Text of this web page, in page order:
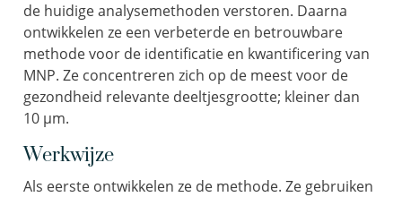
de huidige analysemethoden verstoren. Daarna
ontwikkelen ze een verbeterde en betrouwbare
methode voor de identificatie en kwantificering van
MNP. Ze concentreren zich op de meest voor de
gezondheid relevante deeltjesgrootte; kleiner dan
10 µm.
Werkwijze
Als eerste ontwikkelen ze de methode. Ze gebruiken